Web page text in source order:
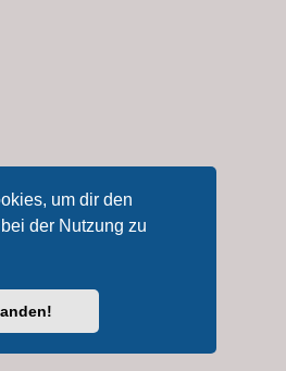
um dir den
der Nutzung zu